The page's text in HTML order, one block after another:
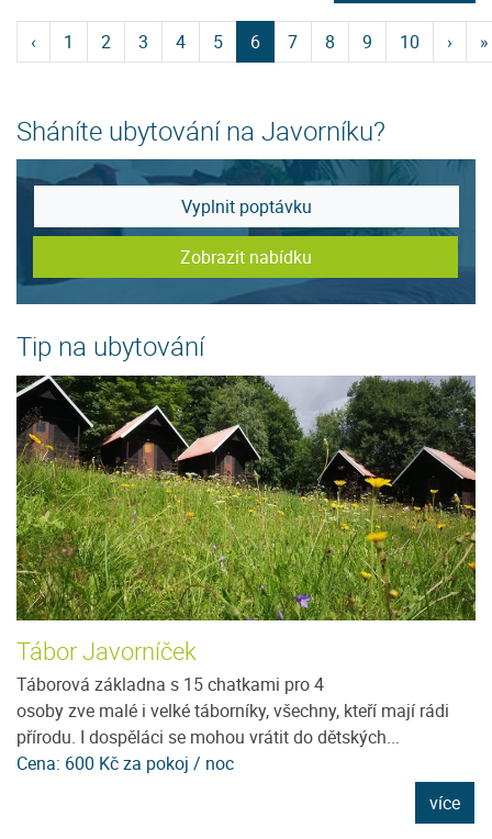
‹ 1 2 3 4 5 6 7 8 9 10 › »
Sháníte ubytování na Javorníku?
Vyplnit poptávku
Zobrazit nabídku
Tip na ubytování
Tábor Javorníček
Táborová základna s 15 chatkami pro 4
osoby zve malé i velké táborníky, všechny, kteří mají rádi
přírodu. I dospěláci se mohou vrátit do dětských...
Cena: 600 Kč za pokoj / noc
více